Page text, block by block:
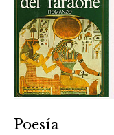
Poesía